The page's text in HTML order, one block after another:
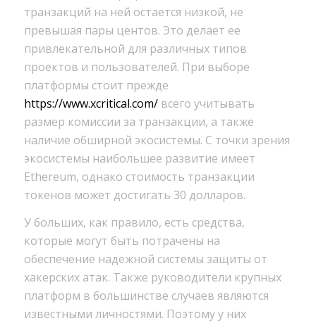
транзакций на ней остается низкой, не
превышая пары центов. Это делает ее
привлекательной для различных типов
проектов и пользователей. При выборе
платформы стоит прежде
https://www.xcritical.com/всего учитывать
размер комиссии за транзакции, а также
наличие обширной экосистемы. С точки зрения
экосистемы наибольшее развитие имеет
Ethereum, однако стоимость транзакции
токенов может достигать 30 долларов.
У больших, как правило, есть средства,
которые могут быть потрачены на
обеспечение надежной системы защиты от
хакерских атак. Также руководители крупных
платформ в большинстве случаев являются
известными личностями. Поэтому у них